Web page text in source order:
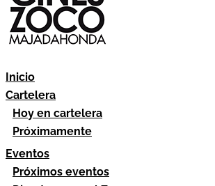
Inicio
Cartelera
Hoy en cartelera
Próximamente
Eventos
Próximos eventos